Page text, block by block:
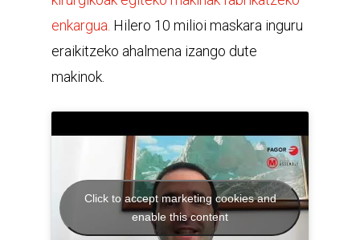
enkargua. Hilero 10 milioi maskara inguru
eraikitzeko ahalmena izango dute
makinok.
Click to accept marketing cookies and
enable this content